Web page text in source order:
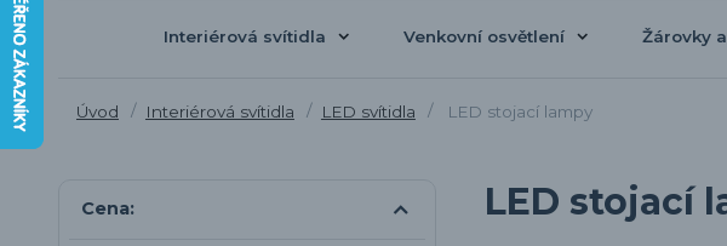
Interiérová svítidla Venkovní osvětlení Žárovky
Úvod Interiérová svítidla LED svítidla LED stojací lampy
LED stojací
Cena: